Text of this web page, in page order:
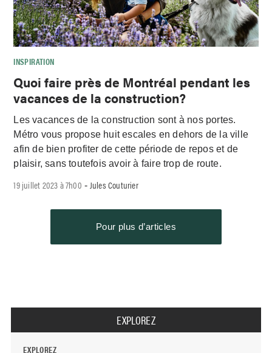
INSPIRATION
Quoi faire près de Montréal pendant les
vacances de la construction?
Les vacances de la construction sont à nos portes.
Métro vous propose huit escales en dehors de la ville
afin de bien profiter de cette période de repos et de
plaisir, sans toutefois avoir à faire trop de route.
19 juillet 2023 à 7h00 - Jules Couturier
Pour plus d’articles
EXPLOREZ
EXPLOREZ